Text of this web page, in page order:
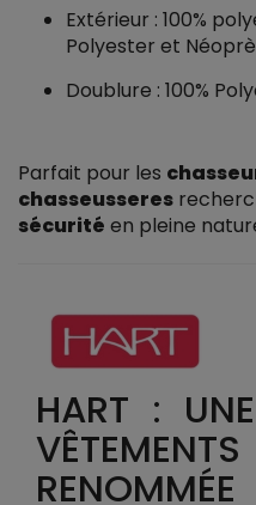
Extérieur : 100%
Polyester et
Doublure : 100%
Parfait pour les
chasseusseres
sécurité en pleine
HART :